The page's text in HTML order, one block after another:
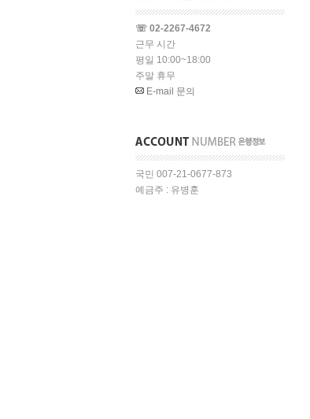
☏ 02-2267-4672
근무 시간
평일 10:00~18:00
주말 휴무
E-mail 문의
국민 007-21-0677-873
예금주 : 유병훈